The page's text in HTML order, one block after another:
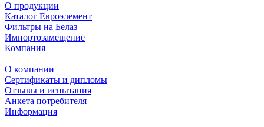
О продукции
Каталог Евроэлемент
Фильтры на Белаз
Импортозамещение
Компания
О компании
Сертификаты и дипломы
Отзывы и испытания
Анкета потребителя
Информация